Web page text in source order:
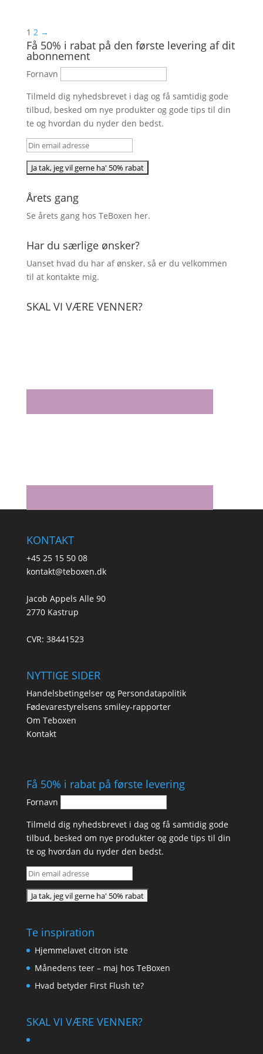
1 2 →
Få 50% i rabat på den første levering af dit
abonnement
Fornavn
Tilmeld dig nyhedsbrevet i dag og få samtidig gode
tilbud, besked om nye produkter og gode tips til din
te og hvordan du nyder den bedst.
Årets gang
Se årets gang hos TeBoxen her.
Har du særlige ønsker?
Uanset hvad du har af ønsker, så er du velkommen
til at kontakte mig.
SKAL VI VÆRE VENNER?
KONTAKT
+45 25 15 50 08
kontakt@teboxen.dk
Jacob Appels Alle 90
2770 Kastrup
CVR: 38441523
NYTTIGE SIDER
Handelsbetingelser og Persondatapolitik
Fødevarestyrelsens smiley-rapporter
Om Teboxen
Kontakt
Få 50% i rabat på første levering
Fornavn
Tilmeld dig nyhedsbrevet i dag og få samtidig gode
tilbud, besked om nye produkter og gode tips til din
te og hvordan du nyder den bedst.
Te inspiration
Hjemmelavet citron iste
Månedens teer – maj hos TeBoxen
Hvad betyder First Flush te?
SKAL VI VÆRE VENNER?